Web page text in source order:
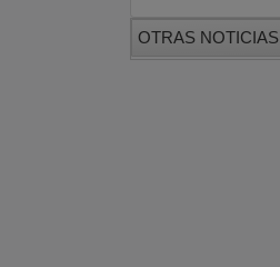
OTRAS NOTICIAS